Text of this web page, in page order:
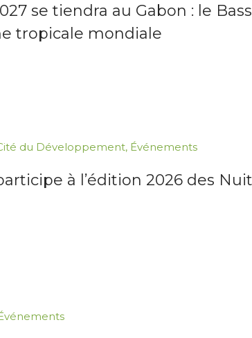
se tiendra au Gabon : le
tropicale mondiale
du Développement, Événements
à l’édition 2026 des